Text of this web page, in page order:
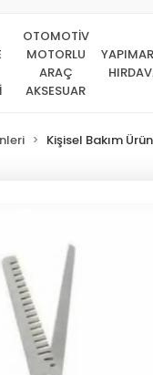
OTOMOTİV
MOTORLU
ARAÇ
AKSESUAR
Kişisel Bakım